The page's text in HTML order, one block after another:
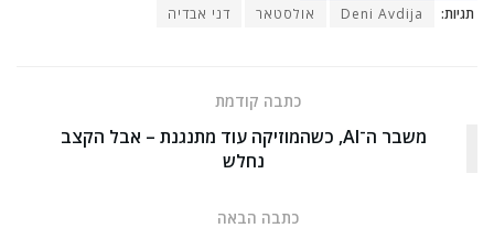
תגיות: Deni Avdija אולסטאר דני אבדיה
כתבה קודמת
משבר ה־AI, כשהמוזיקה עוד מתנגנת – אבל הקצב
נחלש
כתבה הבאה